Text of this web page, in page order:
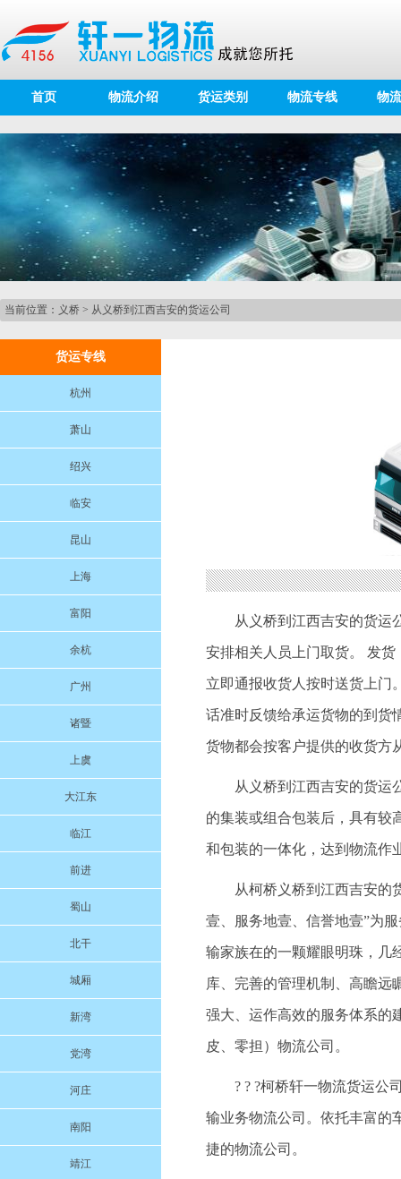
首页 物流介绍 货运类别 物流专线 物
当前位置： 义桥 > 从义桥到江西吉安的货运公司
货运专线
杭州
萧山
绍兴
临安
昆山
上海
富阳
余杭
广州
诸暨
上虞
大江东
临江
前进
蜀山
北干
城厢
新湾
党湾
河庄
南阳
靖江
从义桥到江西吉安的货运
安排相关人员上门取货。 发
立即通报收货人按时送货上门
话准时反馈给承运货物的到货
货物都会按客户提供的收货方
从义桥到江西吉安的货运
的集装或组合包装后，具有较
和包装的一体化，达到物流作
从柯桥义桥到江西吉安的
壹、服务地壹、信誉地壹”为
输家族在的一颗耀眼明珠，几
库、完善的管理机制、高瞻远
强大、运作高效的服务体系的
皮、零担）物流公司。
? ? ?柯桥轩一物流货运公
输业务物流公司。依托丰富的
捷的物流公司。